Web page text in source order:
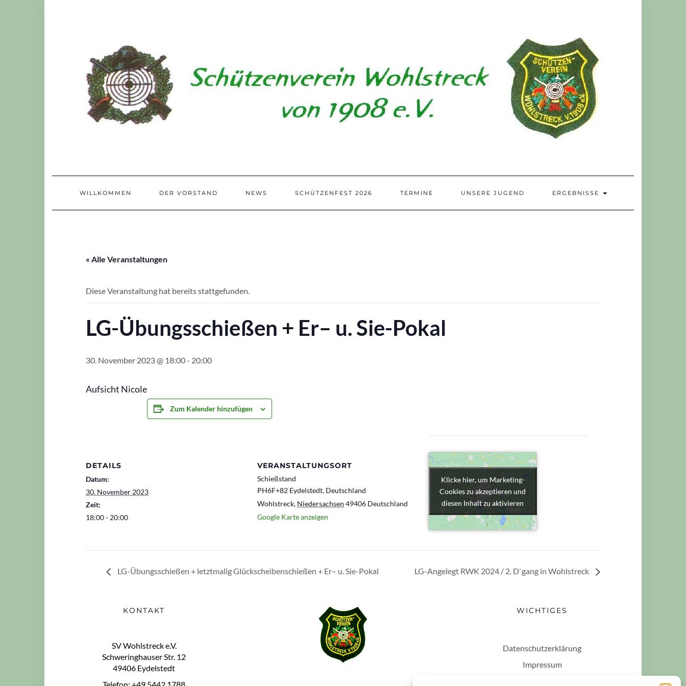
WILLKOMMEN DER VORSTAND NEWS SCHÜTZENFEST 2026 TERMINE UNSERE JUGEND ERGEBNISSE
« Alle Veranstaltungen
Diese Veranstaltung hat bereits stattgefunden.
LG-Übungsschießen + Er– u. Sie-Pokal
30. November 2023 @ 18:00- 20:00
Aufsicht Nicole
Zum Kalender hinzufügen
DETAILS
Datum:
30. November 2023
Zeit:
18:00 - 20:00
VERANSTALTUNGSORT
Schießstand
PH6F+82 Eydelstedt, Deutschland
Wohlstreck, Niedersachsen 49406 Deutschland
Google Karte anzeigen
Klicke hier, um Marketing-
Cookies zu akzeptieren und
diesen Inhalt zu aktivieren
Klicke hier, um Marketing-
Cookies zu akzeptieren und
diesen Inhalt zu aktivieren
LG-Übungsschießen + letztmalig Glückscheibenschießen + Er– u. Sie-Pokal LG-Angelegt RWK 2024 / 2. D`gang in Wohlstreck
KONTAKT
SV Wohlstreck e.V.
Schweringhauser Str. 12
49406 Eydelstedt
WICHTIGES
Datenschutzerklärung
Impressum